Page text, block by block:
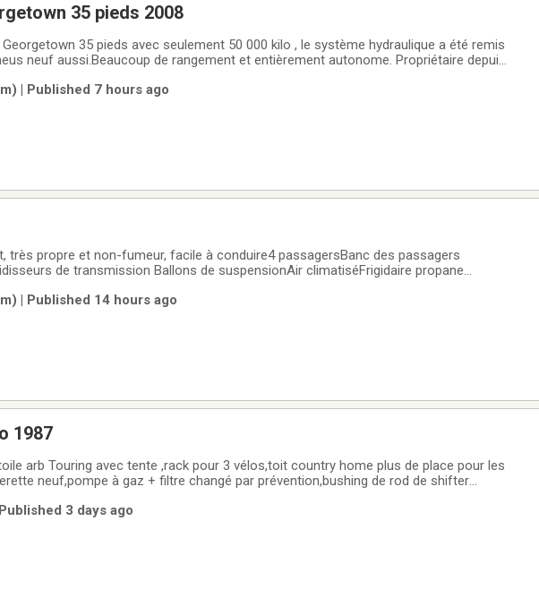
35 pieds 2008
35 pieds avec seulement 50 000 kilo , le système hydraulique a été remis
neuf aussi.Beaucoup de rangement et entièrement autonome. Propriétaire depuis
et munis
| Published 7 hours ago
très propre et non-fumeur, facile à conduire4 passagersBanc des passagers
de transmission Ballons de suspensionAir climatiséFrigidaire propane
2 ronds propaneInspection
| Published 14 hours ago
1987
arb Touring avec tente ,rack pour 3 vélos,toit country home plus de place pour les
neuf,pompe à gaz + filtre changé par prévention,bushing de rod de shifter
3 days ago